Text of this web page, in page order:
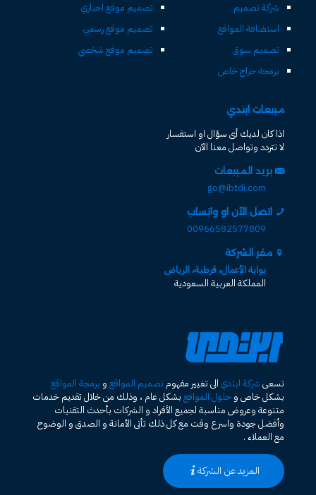
شركة تصميم
استضافة المواقع
تصميم سوق
برمجة حراج خاص
تصميم موقع اخباري
تصميم موقع رسمي
تصميم موقع شخصي
مبيعات ابتدي
اذا كان لديك أى سؤال او استفسار
لا تتردد وتواصل معنا الآن
بريد المبيعات
go@ibtdi.com
اتصل الآن او واتساب
00966582577809
مقر الشركة
بوابة الأعمال، قرطبة، الرياض
المملكة العربية السعودية
تسعى شركة ابتدي الى تغيير مفهوم تصميم المواقع و برمجة المواقع
بشكل خاص و حلول المواقع بشكل عام ، وذلك من خلال تقديم خدمات
متنوعة وعروض مناسبة لجميع الأفراد و الشركات بأحدث التقنيات
وأفضل جودة واسرع وقت مع كل ذلك تأتى الأمانة و الصدق و الوضوح
مع العملاء .
المزيد عن الشركة